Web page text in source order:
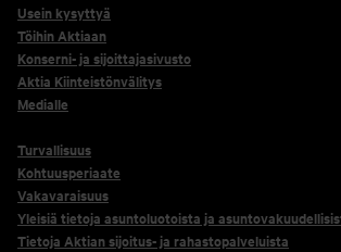
Usein kysyttyä
Töihin Aktiaan
Konserni- ja sijoittajasivusto
Aktia Kiinteistönvälitys
Medialle
Turvallisuus
Kohtuusperiaate
Vakavaraisuus
Yleisiä tietoja asuntoluotoista ja
Tietoja Aktian sijoitus- ja rahastopalveluista